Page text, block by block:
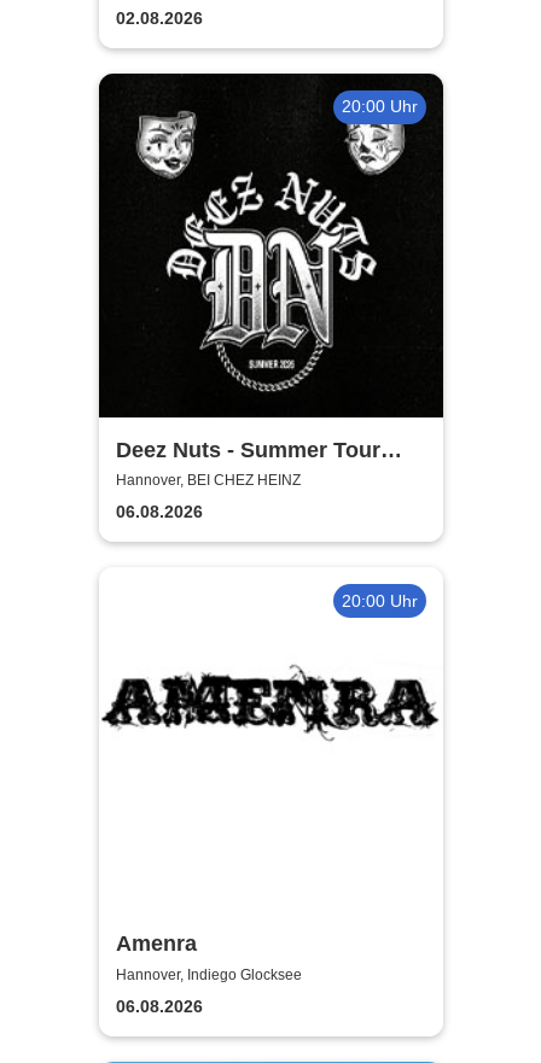
02.08.2026
20:00 Uhr
Deez Nuts - Summer Tour
2026
Hannover, BEI CHEZ HEINZ
06.08.2026
20:00 Uhr
Amenra
Hannover, Indiego Glocksee
06.08.2026